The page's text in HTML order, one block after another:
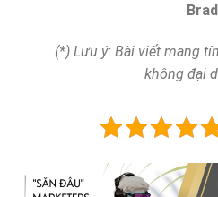
(*) Lưu ý: Bài viết mang
không đại